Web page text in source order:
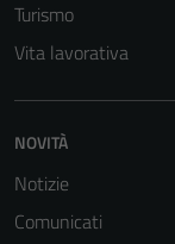
Turismo
Vita lavorativa
NOVITÀ
Notizie
Comunicati